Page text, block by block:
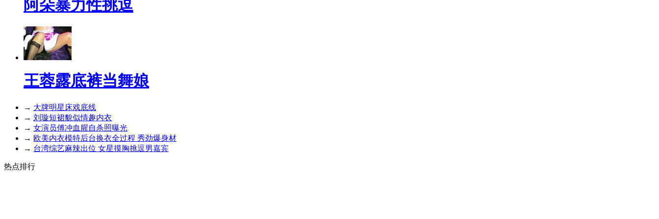
阿朵暴力性挑逗
王蓉露底裤当舞娘
→ 大牌明星床戏底线
→ 刘璇短裙貌似情趣内衣
→ 女演员傅冲血腥自杀照曝光
→ 欧美内衣模特后台换衣全过程 秀劲爆身材
→ 台湾综艺麻辣出位 女星摸胸挑逗男嘉宾
热点排行